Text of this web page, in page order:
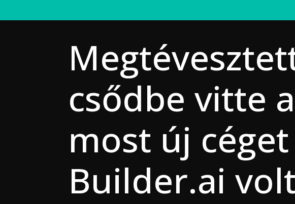
csődbe vitte
most új
Builder.ai